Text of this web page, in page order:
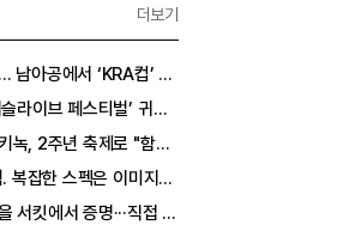
더보기
‘KRA컵’ 개최하는 한국마사회
벌’ 귀환…25,000명 규모 대확장
로 "함께하는 즐거움"을 선물하다
이미지로, 수백 개 리뷰는 한눈에…
접 체험하는 고객 참여형 마케팅 확대